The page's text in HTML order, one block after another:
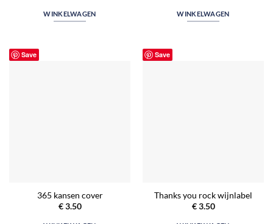
WINKELWAGEN WINKELWAGEN
Save
365 kansen cover
€3.50
Save
Thanks you rock wijnlabel
€3.50